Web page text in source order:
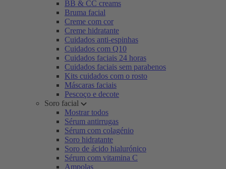
BB & CC creams
Bruma facial
Creme com cor
Creme hidratante
Cuidados anti-espinhas
Cuidados com Q10
Cuidados faciais 24 horas
Cuidados faciais sem parabenos
Kits cuidados com o rosto
Máscaras faciais
Pescoço e decote
Soro facial
Mostrar todos
Sérum antirrugas
Sérum com colagénio
Soro hidratante
Soro de ácido hialurónico
Sérum com vitamina C
Ampolas